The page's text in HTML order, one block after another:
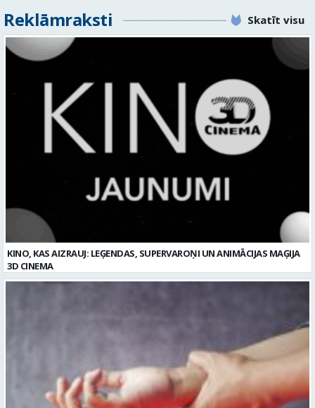
Reklāmraksti Skatīt visu
KINO, KAS AIZRAUJ: LEĢENDAS, SUPERVAROŅI UN ANIMĀCIJAS MAĢIJA
3D CINEMA